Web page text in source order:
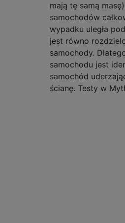
mają tę samą
samochodów
wypadku uległa
jest równo
samochody.
samochodu jest
samochód
ścianę. Testy w